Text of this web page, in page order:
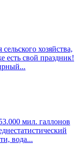
хозяйства,
есть свой праздник!
мил. галлонов
вода...